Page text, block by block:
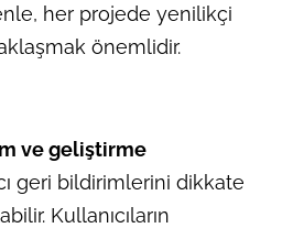
her projede yenilikçi
önemlidir.
ve geliştirme
geri bildirimlerini dikkate
Kullanıcıların